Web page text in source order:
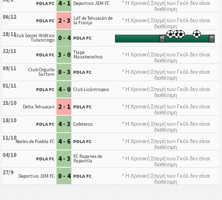
PDLA FC 4 - 1 Deportivo JEM FC
* Η Χρονική Στιγμή των Γκόλ δεν είναι
διαθέσιμη
06/12
PDLA FC 2 - 3 LdF de Tehuacán de
la Franja
* Η Χρονική Στιγμή των Γκόλ δεν είναι
διαθέσιμη
28/11Club Soccer Atlético
Tulancingo 0 - 4 PDLA FC HT FT
22/11 PDLA FC 3 - 0 Tlapa
Mazatecochco
* Η Χρονική Στιγμή των Γκόλ δεν είναι
διαθέσιμη
09/11
Club Orgullo
Surtam 0 - 3 PDLA FC
* Η Χρονική Στιγμή των Γκόλ δεν είναι
διαθέσιμη
01/11
PDLA FC 4 - 0 Club Licántropos
* Η Χρονική Στιγμή των Γκόλ δεν είναι
διαθέσιμη
25/10
Delta Tehuacan 2 - 1 PDLA FC
* Η Χρονική Στιγμή των Γκόλ δεν είναι
διαθέσιμη
18/10
PDLA FC 4 - 3 Cafeteros
* Η Χρονική Στιγμή των Γκόλ δεν είναι
διαθέσιμη
11/10Reales de Puebla FC 4 - 6 PDLA FC
* Η Χρονική Στιγμή των Γκόλ δεν είναι
διαθέσιμη
04/10
PDLA FC 4 - 3 FC Papanes de
Papantla
* Η Χρονική Στιγμή των Γκόλ δεν είναι
διαθέσιμη
27/9
Deportivo JEM FC 0 - 4 PDLA FC
* Η Χρονική Στιγμή των Γκόλ δεν είναι
διαθέσιμη